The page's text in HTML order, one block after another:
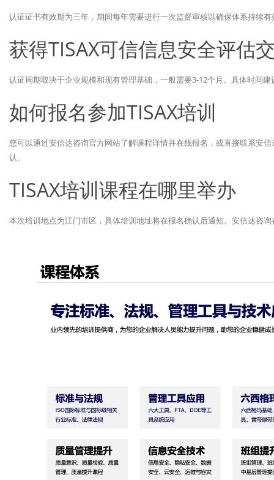
认证证书有效期为三年，期间每年需要进行一次监督审核以确保体系持续有
获得TISAX可信信息安全评估
认证周期取决于企业规模和现有管理基础，一般需要3-12个月。具体时间
如何报名参加TISAX培训
您可以通过安信达咨询官方网站了解课程详情并在线报名，或直接联系安
认。
TISAX培训课程在哪里举办
本次培训地点为江门市区，具体培训地址将在报名确认后通知。安信达咨